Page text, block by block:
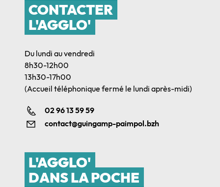
CONTACTER
L'AGGLO'
Du lundi au vendredi
8h30-12h00
13h30-17h00
(Accueil téléphonique fermé le lundi après-midi)
02 96 13 59 59
contact@guingamp-paimpol.bzh
L'AGGLO'
DANS LA POCHE